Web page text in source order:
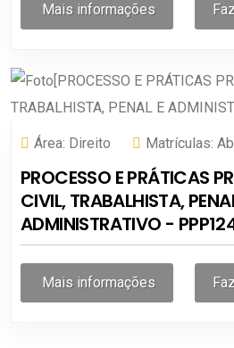
Mais informações
Área: Direito Matrículas:
PROCESSO E PRÁTICAS
CIVIL, TRABALHISTA,
ADMINISTRATIVO -
Mais informações